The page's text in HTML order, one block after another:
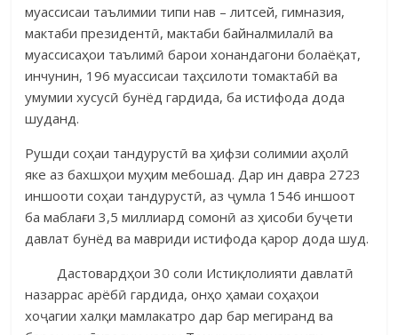
муассисаи таълимии типи нав – литсей, гимназия,
мактаби президентӣ, мактаби байналмилалӣ ва
муассисаҳои таълимӣ барои хонандагони болаёқат,
инчунин, 196 муассисаи таҳсилоти томактабӣ ва
умумии хусусӣ бунёд гардида, ба истифода дода
шуданд.
Рушди соҳаи тандурустӣ ва ҳифзи солимии аҳолӣ
яке аз бахшҳои муҳим мебошад. Дар ин давра 2723
иншооти соҳаи тандурустӣ, аз ҷумла 1546 иншоот
ба маблағи 3,5 миллиард сомонӣ аз ҳисоби буҷети
давлат бунёд ва мавриди истифода қарор дода шуд.
Дастовардҳои 30 соли Истиқлолияти давлатӣ
назаррас арёбӣ гардида, онҳо ҳамаи соҳаҳои
хоҷагии халқи мамлакатро дар бар мегиранд ва